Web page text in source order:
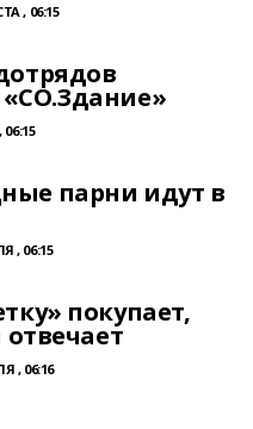
, 06:15
парни идут в
, 06:15
покупает,
отвечает
, 06:16